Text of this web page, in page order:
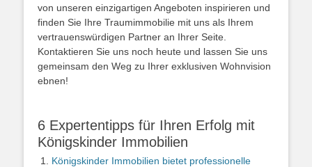
von unseren einzigartigen Angeboten inspirieren und
finden Sie Ihre Traumimmobilie mit uns als Ihrem
vertrauenswürdigen Partner an Ihrer Seite.
Kontaktieren Sie uns noch heute und lassen Sie uns
gemeinsam den Weg zu Ihrer exklusiven Wohnvision
ebnen!
6 Expertentipps für Ihren Erfolg mit
Königskinder Immobilien
Königskinder Immobilien bietet professionelle